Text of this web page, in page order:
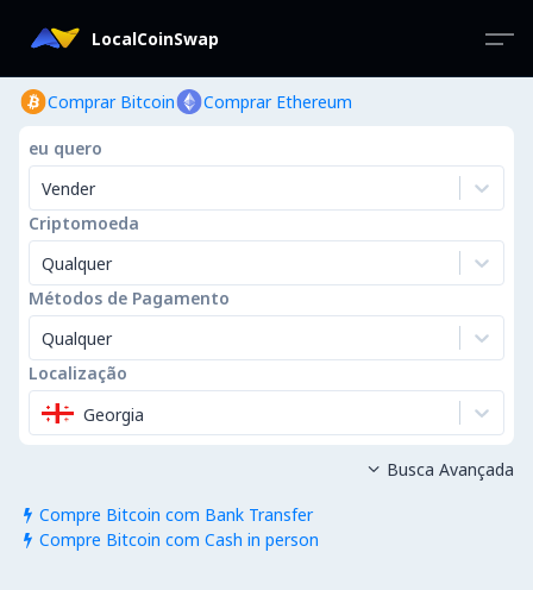
LocalCoinSwap
Comprar Bitcoin Comprar Ethereum
eu quero
Vender
Criptomoeda
Qualquer
Métodos de Pagamento
Qualquer
Localização
Georgia
 Compre Bitcoin com Bank Transfer
 Compre Bitcoin com Cash in person
 Busca Avançada